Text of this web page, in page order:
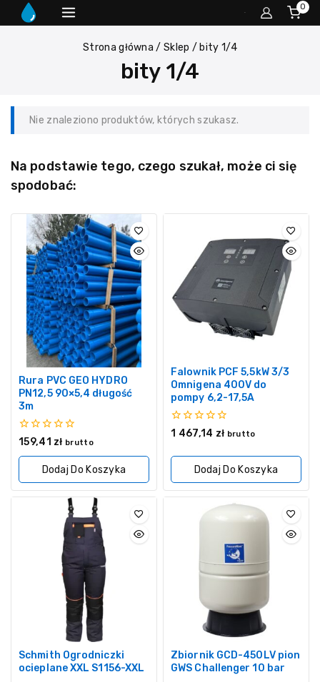
0
Strona główna / Sklep / bity 1/4
bity 1/4
Nie znaleziono produktów, których szukasz.
Na podstawie tego, czego szukał, może ci się
spodobać:
Rura PVC GEO HYDRO
PN12,5 90×5,4 długość
3m
0
5
159,41 zł brutto
Dodaj Do Koszyka
Falownik PCF 5,5kW 3/3
Omnigena 400V do
pompy 6,2-17,5A
0
1 467,14 zł brutto
Dodaj Do Koszyka
Schmith Ogrodniczki
ocieplane XXL S1156-XXL
Zbiornik GCD-450LV pion
GWS Challenger 10 bar